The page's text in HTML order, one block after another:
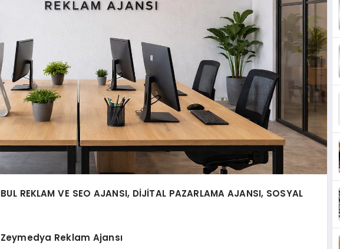
REKLAM VE SEO AJANSI, DİJİTAL PAZARLAMA AJANSI, SOSYAL
Reklam Ajansı